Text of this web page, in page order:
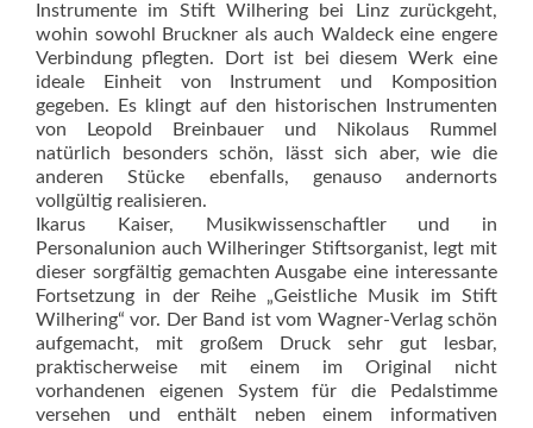
Instrumente im Stift Wilhering bei Linz zurückgeht,
wohin sowohl Bruckner als auch Waldeck eine engere
Verbindung pflegten. Dort ist bei diesem Werk eine
ideale Einheit von Instrument und Komposition
gegeben. Es klingt auf den historischen Instrumenten
von Leopold Breinbauer und Nikolaus Rum­mel
natürlich besonders schön, lässt sich aber, wie die
anderen Stücke ebenfalls, genauso andernorts
vollgültig realisieren.
Ikarus Kaiser, Musikwissenschaftler und in
Personalunion auch Wilheringer Stiftsorganist, legt mit
dieser sorgfältig gemachten Ausgabe eine interessante
Fortsetzung in der Reihe „Geistliche Musik im Stift
Wilhering“ vor. Der Band ist vom Wagner-Verlag schön
aufgemacht, mit großem Druck sehr gut lesbar,
praktischerweise mit einem im Original nicht
vorhandenen eigenen Sys­tem für die Pedalstimme
versehen und enthält neben einem informativen